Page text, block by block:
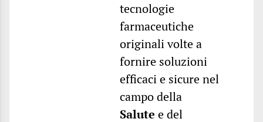
tecnologie
farmaceutiche
originali volte a
fornire soluzioni
efficaci e sicure nel
campo della
Salute e del